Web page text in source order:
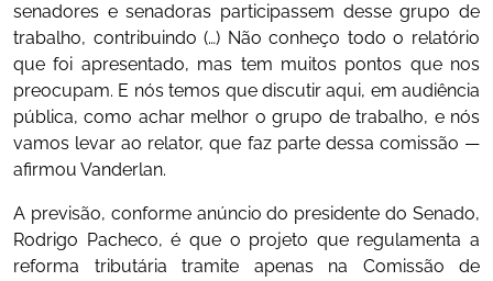
senadores e senadoras participassem desse grupo de
trabalho, contribuindo (…) Não conheço todo o relatório
que foi apresentado, mas tem muitos pontos que nos
preocupam. E nós temos que discutir aqui, em audiência
pública, como achar melhor o grupo de trabalho, e nós
vamos levar ao relator, que faz parte dessa comissão —
afirmou Vanderlan.
A previsão, conforme anúncio do presidente do Senado,
Rodrigo Pacheco, é que o projeto que regulamenta a
reforma tributária tramite apenas na Comissão de